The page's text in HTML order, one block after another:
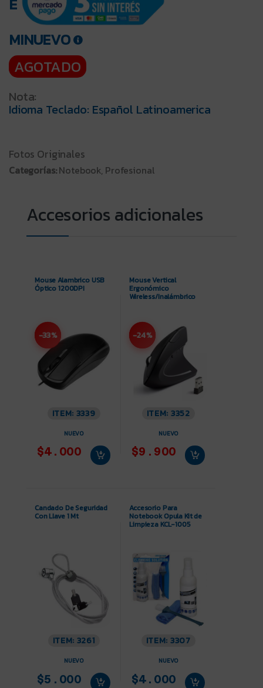
MINUEVO
AGOTADO
Nota:
Idioma Teclado: Español Latinoamerica
Fotos Originales
Categorías:Notebook, Profesional
Mouse Alambrico USB
Óptico 1200DPI
-33%
ITEM: 3339
NUEVO
$4.000
Mouse Vertical
Ergonómico
Wireless/Inalámbrico
-24%
ITEM: 3352
NUEVO
$9.900
Candado De Seguridad
Con Llave 1 Mt
ITEM: 3261
NUEVO
$5.000
Accesorio Para
Notebook Opula Kit de
Limpieza KCL-1005
ITEM: 3307
NUEVO
$4.000